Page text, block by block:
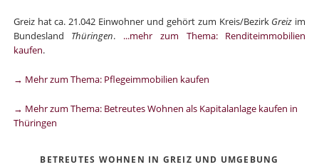
Greiz hat ca. 21.042 Einwohner und gehört zum Kreis/Bezirk Greiz im
Bundesland Thüringen. ...mehr zum Thema: Renditeimmobilien
kaufen.
→ Mehr zum Thema: Pflegeimmobilien kaufen
→ Mehr zum Thema: Betreutes Wohnen als Kapitalanlage kaufen in
Thüringen
BETREUTES WOHNEN IN GREIZ UND UMGEBUNG